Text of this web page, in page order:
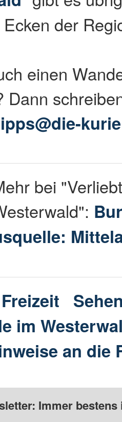
der
einen
Dann
bei
Freizeit
im
an die
Immer